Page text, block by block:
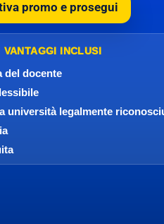
promo e prosegui
VANTAGGI INCLUSI
del docente
università legalmente